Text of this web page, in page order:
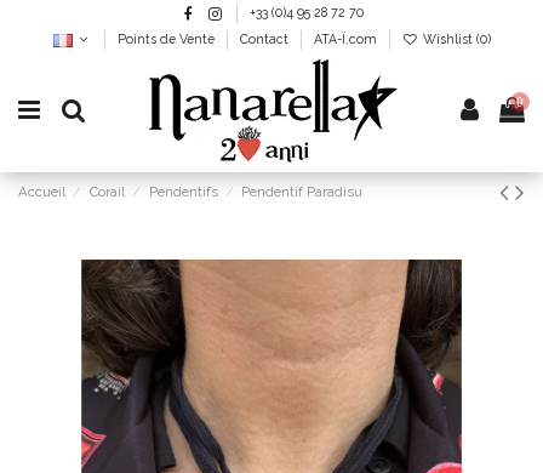
+33 (0)4 95 28 72 70
Points de Vente
Contact ATA-Ï.com Wishlist (0)
0
Accueil Corail Pendentifs Pendentif Paradisu